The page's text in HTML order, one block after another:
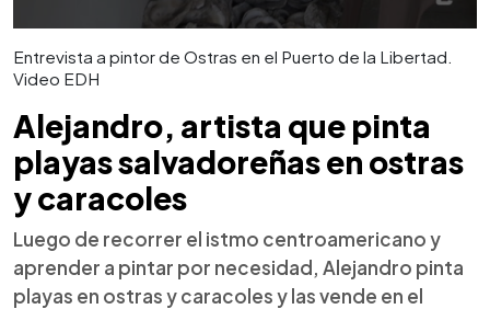
Entrevista a pintor de Ostras en el Puerto de la Libertad.
Video EDH
Alejandro, artista que pinta
playas salvadoreñas en ostras
y caracoles
Luego de recorrer el istmo centroamericano y
aprender a pintar por necesidad, Alejandro pinta
playas en ostras y caracoles y las vende en el